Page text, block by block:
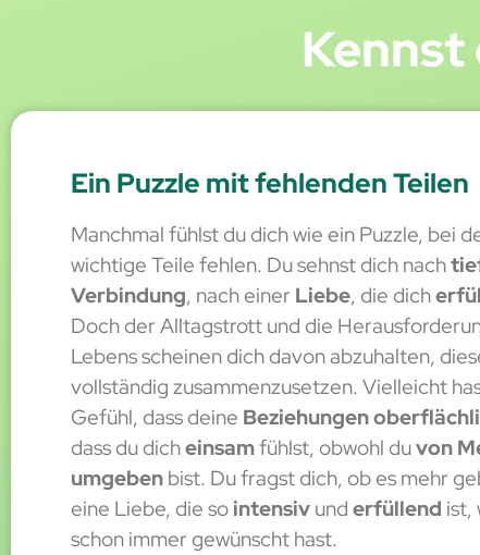
Kennst
Ein Puzzle mit fehlenden Teilen
Manchmal fühlst du dich wie ein Puzzle, bei
wichtige Teile fehlen. Du sehnst dich nach
Verbindung, nach einer Liebe, die dich
Doch der Alltagstrott und die
Lebens scheinen dich davon abzuhalten,
vollständig zusammenzusetzen. Vielleicht
Gefühl, dass deine Beziehungen
dass du dicheinsamfühlst, obwohl duvon
umgebenbist. Du fragst dich, ob es mehr
eine Liebe, die sointensivunderfüllend ist,
schon immer gewünscht hast.